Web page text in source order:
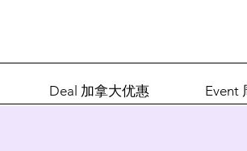
Deal 加拿大优惠 Event